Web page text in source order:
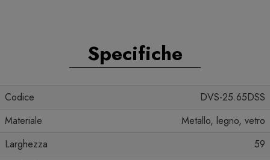
Specifiche
Codice
DVS-25.65DSS
Materiale
Metallo, legno, vetro
Larghezza
59